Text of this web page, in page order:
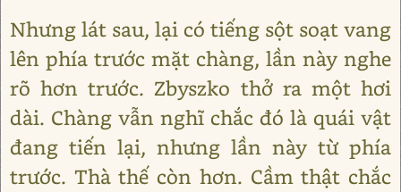
Nhưng lát sau, lại có tiếng sột soạt vang
lên phía trước mặt chàng, lần này nghe
rõ hơn trước. Zbyszko thở ra một hơi
dài. Chàng vẫn nghĩ chắc đó là quái vật
đang tiến lại, nhưng lần này từ phía
trước. Thà thế còn hơn. Cầm thật chắc